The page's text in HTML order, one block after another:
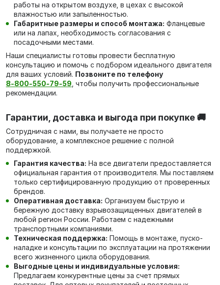
работы на открытом воздухе, в цехах с высокой
влажностью или запыленностью.
Габаритные размеры и способ монтажа: Фланцевые
или на лапах, необходимость согласования с
посадочными местами.
Наши специалисты готовы провести бесплатную
консультацию и помочь с подбором идеального двигателя
для ваших условий. Позвоните по телефону
8‑800‑550‑79‑59 , чтобы получить профессиональные
рекомендации.
Гарантии, доставка и выгода при покупке 🚚
Сотрудничая с нами, вы получаете не просто
оборудование, а комплексное решение с полной
поддержкой.
Гарантия качества: На все двигатели предоставляется
официальная гарантия от производителя. Мы поставляем
только сертифицированную продукцию от проверенных
брендов.
Оперативная доставка: Организуем быструю и
бережную доставку взрывозащищенных двигателей в
любой регион России. Работаем с надежными
транспортными компаниями.
Техническая поддержка: Помощь в монтаже, пуско-
наладке и консультации по эксплуатации на протяжении
всего жизненного цикла оборудования.
Выгодные цены и индивидуальные условия:
Предлагаем конкурентные цены за счет прямых